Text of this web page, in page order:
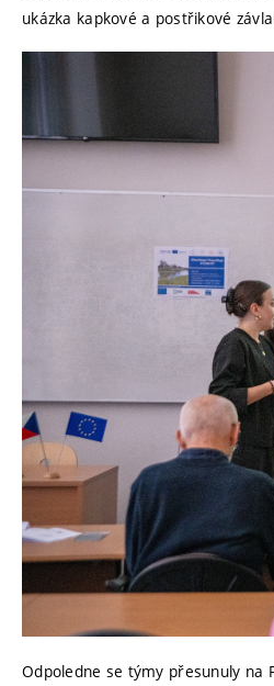
ukázka kapkové a postřikové
Odpoledne se týmy přesunuly na